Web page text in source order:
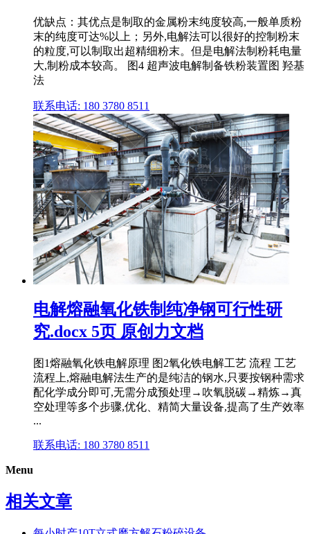
优缺点：其优点是制取的金属粉末纯度较高,一般单质粉
末的纯度可达%以上；另外,电解法可以很好的控制粉末
的粒度,可以制取出超精细粉末。但是电解法制粉耗电量
大,制粉成本较高。 图4 超声波电解制备铁粉装置图 羟基
法
联系电话: 180 3780 8511
电解熔融氧化铁制纯净钢可行性研
究.docx 5页 原创力文档
图1熔融氧化铁电解原理 图2氧化铁电解工艺 流程 工艺
流程上,熔融电解法生产的是纯洁的钢水,只要按钢种需求
配化学成分即可,无需分成预处理→吹氧脱碳→精炼→真
空处理等多个步骤,优化、精简大量设备,提高了生产效率
...
联系电话: 180 3780 8511
Menu
相关文章